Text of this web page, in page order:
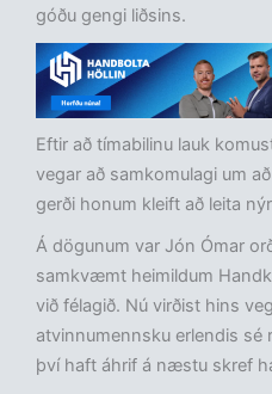
góðu gengi liðsins.
Eftir að tímabilinu lauk
vegar að samkomulagi um
gerði honum kleift að leita
Á dögunum var Jón Ómar
samkvæmt heimildum
við félagið. Nú virðist hins
atvinnumennsku erlendis
því haft áhrif á næstu skref